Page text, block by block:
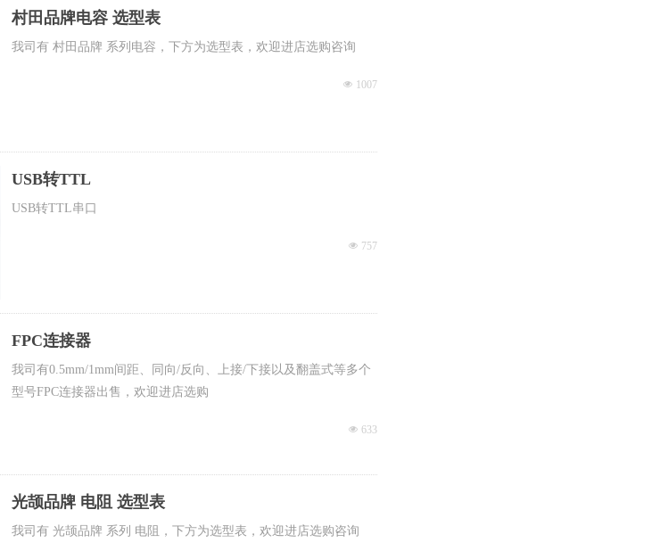
村田品牌电容 选型表
我司有 村田品牌 系列电容，下方为选型表，欢迎进店选购咨询
넶 1007
USB转TTL
USB转TTL串口
넶 757
FPC连接器
我司有0.5mm/1mm间距、同向/反向、上接/下接以及翻盖式等多个
型号FPC连接器出售，欢迎进店选购
넶 633
光颉品牌 电阻 选型表
我司有 光颉品牌 系列 电阻，下方为选型表，欢迎进店选购咨询